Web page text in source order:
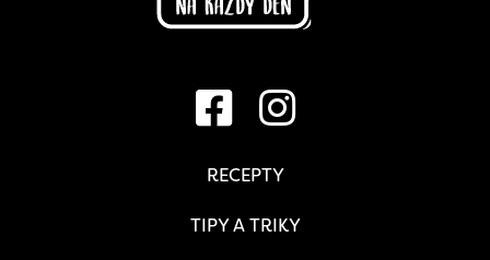
RECEPTY
TIPY A TRIKY